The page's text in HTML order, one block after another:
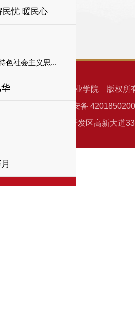
民忧 暖民心
色社会主义思...
2026 湖北体育职业学院 版权所
号-2 鄂公网安备
省武汉市东湖新技术开发区高新大道